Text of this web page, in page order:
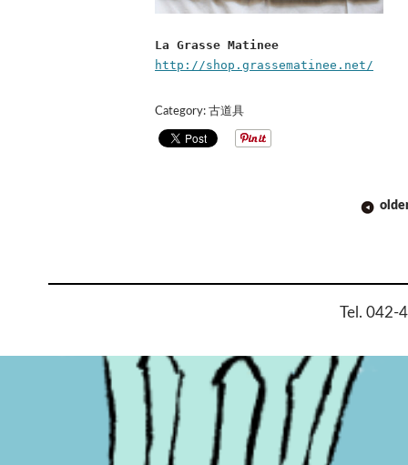
La Grasse Matinee
http://shop.grassematinee.net/
Category: 古道具
Tel. 042-